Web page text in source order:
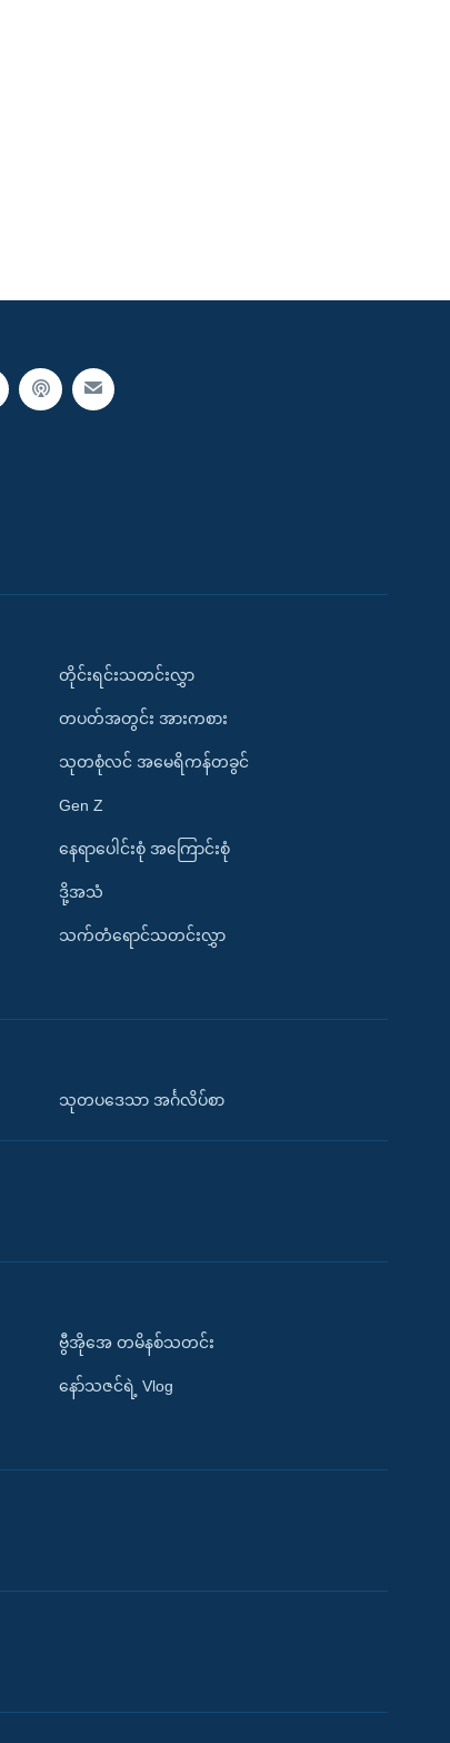
တိုင်းရင်းသတင်းလွှာ
တပတ်အတွင်း အားကစား
သုတစုံလင် အမေရိကန်တခွင်
Gen Z
နေရာပေါင်းစုံ အကြောင်းစုံ
ဒို့အသံ
သက်တံရောင်သတင်းလွှာ
သုတပဒေသာ အင်္ဂလိပ်စာ
ဗွီအိုအေ တမိနစ်သတင်း
နော်သဇင်ရဲ့ Vlog